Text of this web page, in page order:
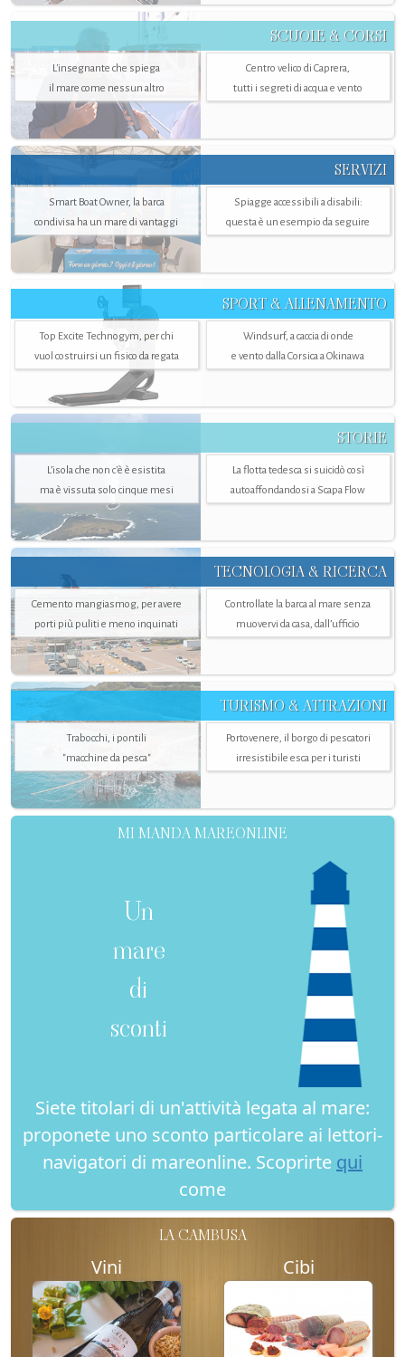
SCUOLE & CORSI
L'insegnante che spiega
il mare come nessun altro
Centro velico di Caprera,
tutti i segreti di acqua e vento
SERVIZI
Smart Boat Owner, la barca
condivisa ha un mare di vantaggi
Spiagge accessibili a disabili:
questa è un esempio da seguire
SPORT & ALLENAMENTO
Top Excite Technogym, per chi
vuol costruirsi un fisico da regata
Windsurf, a caccia di onde
e vento dalla Corsica a Okinawa
STORIE
L’isola che non c'è è esistita
ma è vissuta solo cinque mesi
La flotta tedesca si suicidò così
autoaffondandosi a Scapa Flow
TECNOLOGIA & RICERCA
Cemento mangiasmog, per avere
porti più puliti e meno inquinati
Controllate la barca al mare senza
muovervi da casa, dall’ufficio
TURISMO & ATTRAZIONI
Trabocchi, i pontili
"macchine da pesca"
Portovenere, il borgo di pescatori
irresistibile esca per i turisti
MI MANDA MAREONLINE
Un
mare
di
sconti
Siete titolari di un'attività legata al mare:
proponete uno sconto particolare ai lettori-
navigatori di mareonline. Scoprirte qui
come
LA CAMBUSA
Vini Cibi